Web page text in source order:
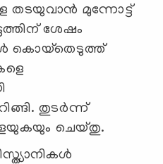
തടയുവാന്‍ മുന്നോട്ട്
ശേഷം
കൊയ്‌തെടുത്ത്
തുടര്‍ന്ന്
ചെയ്തു.